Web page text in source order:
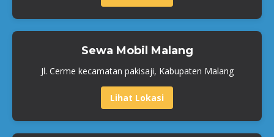
Sewa Mobil Malang
Jl. Cerme kecamatan pakisaji, Kabupaten Malang
Lihat Lokasi